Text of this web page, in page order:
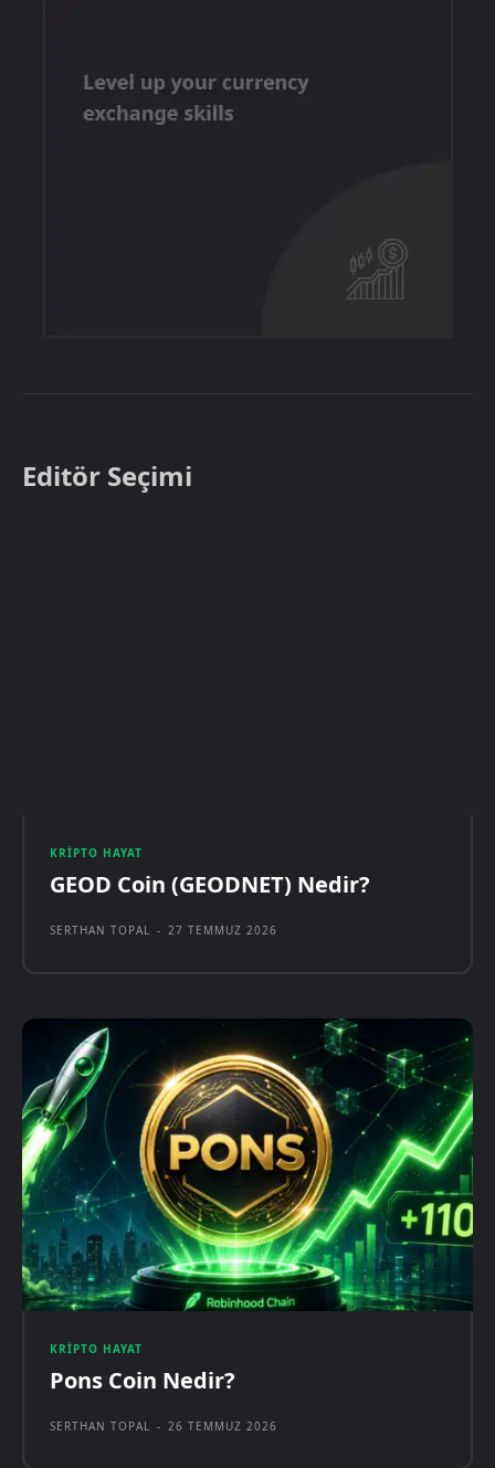
Editör Seçimi
KRIPTO HAYAT
GEOD Coin (GEODNET) Nedir?
SERTHAN TOPAL - 27 TEMMUZ 2026
KRIPTO HAYAT
Pons Coin Nedir?
SERTHAN TOPAL - 26 TEMMUZ 2026